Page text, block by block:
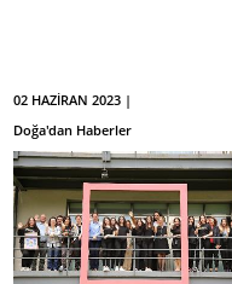
02 HAZİRAN 2023 |
Doğa'dan Haberler